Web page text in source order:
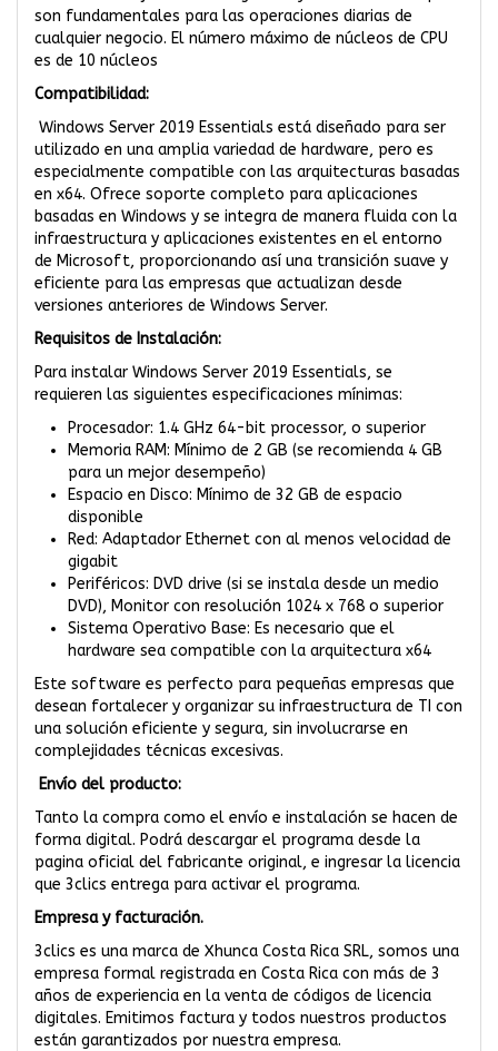
son fundamentales para las operaciones diarias de
cualquier negocio. El número máximo de núcleos de CPU
es de 10 núcleos
Compatibilidad:
Windows Server 2019 Essentials está diseñado para ser
utilizado en una amplia variedad de hardware, pero es
especialmente compatible con las arquitecturas basadas
en x64. Ofrece soporte completo para aplicaciones
basadas en Windows y se integra de manera fluida con la
infraestructura y aplicaciones existentes en el entorno
de Microsoft, proporcionando así una transición suave y
eficiente para las empresas que actualizan desde
versiones anteriores de Windows Server.
Requisitos de Instalación:
Para instalar Windows Server 2019 Essentials, se
requieren las siguientes especificaciones mínimas:
Procesador: 1.4 GHz 64-bit processor, o superior
Memoria RAM: Mínimo de 2 GB (se recomienda 4 GB
para un mejor desempeño)
Espacio en Disco: Mínimo de 32 GB de espacio
disponible
Red: Adaptador Ethernet con al menos velocidad de
gigabit
Periféricos: DVD drive (si se instala desde un medio
DVD), Monitor con resolución 1024 x 768 o superior
Sistema Operativo Base: Es necesario que el
hardware sea compatible con la arquitectura x64
Este software es perfecto para pequeñas empresas que
desean fortalecer y organizar su infraestructura de TI con
una solución eficiente y segura, sin involucrarse en
complejidades técnicas excesivas.
Envío del producto:
Tanto la compra como el envío e instalación se hacen de
forma digital. Podrá descargar el programa desde la
pagina oficial del fabricante original, e ingresar la licencia
que 3clics entrega para activar el programa.
Empresa y facturación.
3clics es una marca de Xhunca Costa Rica SRL, somos una
empresa formal registrada en Costa Rica con más de 3
años de experiencia en la venta de códigos de licencia
digitales. Emitimos factura y todos nuestros productos
están garantizados por nuestra empresa.